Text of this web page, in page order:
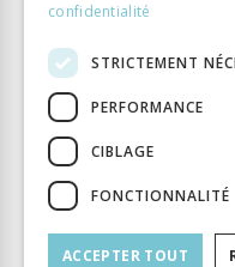
confidentialité
STRICTEMENT
PERFORMANCE
CIBLAGE
FONCTIONNALITÉ
ACCEPTER TOUT